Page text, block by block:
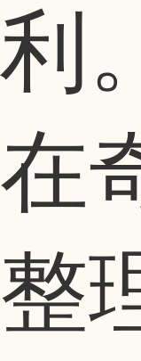
利
在
整